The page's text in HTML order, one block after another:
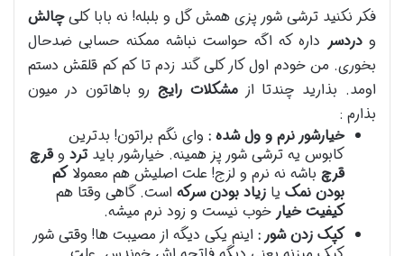
فکر نکنید ترشی شور پزی همش گل و بلبله! نه بابا کلیچالش
ودردسر داره که اگه حواست نباشه ممکنه حسابی ضدحال
بخوری. من خودم اول کار کلی گند زدم تا کم کم قلقش دستم
اومد. بذارید چندتا ازمشکلات رایجرو باهاتون در میون
بذارم :
خیارشور نرم و ول شده : وای نگم براتون! بدترین
کابوس یه ترشی شور پز همینه. خیارشور باید ترد وقرچ
قرچ باشه نه نرم و لزج! علت اصلیش هم معمولاکم
بودن نمک یا زیاد بودن سرکه است. گاهی وقتا هم
کیفیت خیار خوب نیست و زود نرم میشه.
کپک زدن شور : اینم یکی دیگه از مصیبت ها! وقتی شور